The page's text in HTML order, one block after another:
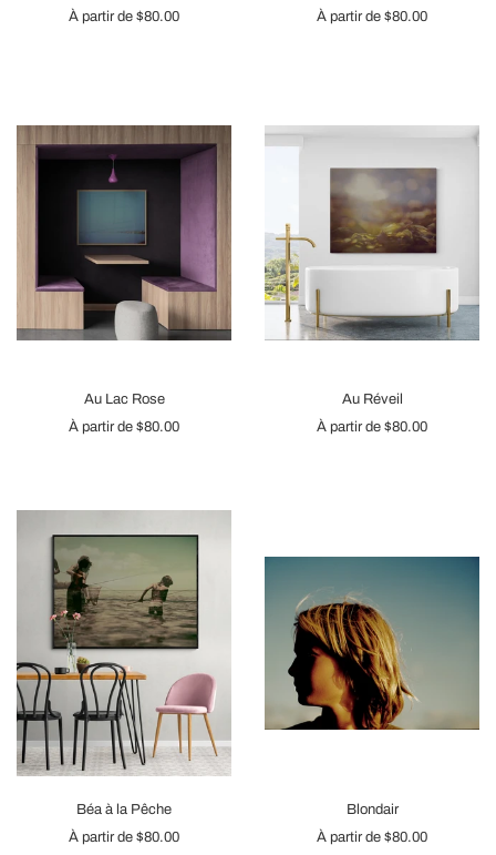
À partir de $80.00
À partir de $80.00
Au Lac Rose
À partir de $80.00
Au Réveil
À partir de $80.00
Béa à la Pêche
À partir de $80.00
Blondair
À partir de $80.00